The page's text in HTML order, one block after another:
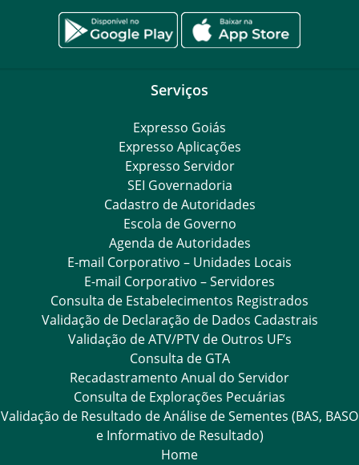
Serviços
Expresso Goiás
Expresso Aplicações
Expresso Servidor
SEI Governadoria
Cadastro de Autoridades
Escola de Governo
Agenda de Autoridades
E-mail Corporativo – Unidades Locais
E-mail Corporativo – Servidores
Consulta de Estabelecimentos Registrados
Validação de Declaração de Dados Cadastrais
Validação de ATV/PTV de Outros UF’s
Consulta de GTA
Recadastramento Anual do Servidor
Consulta de Explorações Pecuárias
Validação de Resultado de Análise de Sementes (BAS, BASO
e Informativo de Resultado)
Home